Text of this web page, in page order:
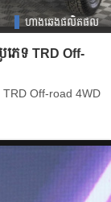
ហាងឆេងផលិតផល
ភេទ TRD Off-
TRD Off-road 4WD